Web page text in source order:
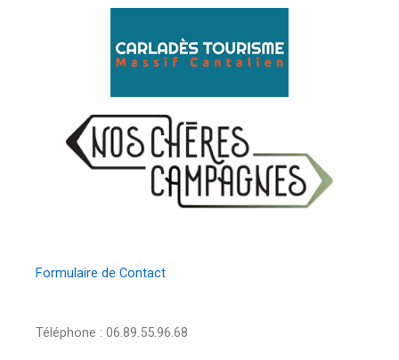
Formulaire de Contact
Téléphone : 06.89.55.96.68